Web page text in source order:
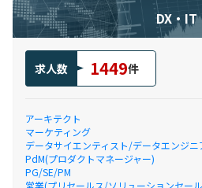
DX・IT
求人数 1449件
アーキテクト
マーケティング
データサイエンティスト/データエンジニ
PdM(プロダクトマネージャー)
PG/SE/PM
営業(プリセールス/ソリューションセー